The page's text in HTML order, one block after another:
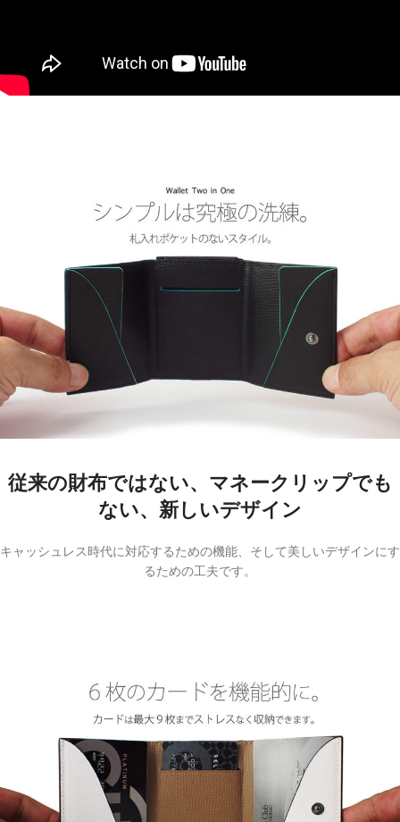
従来の財布ではない、マネークリップでも
ない、新しいデザイン
キャッシュレス時代に対応するための機能、そして美しいデザインにす
るための工夫です。